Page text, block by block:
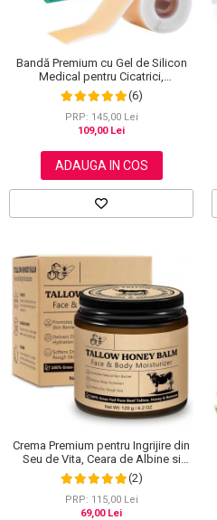
Bandă Premium cu Gel de Silicon
Medical pentru Cicatrici,
Reutilizabilă, NOVA KISS®, 4 cm x
1.5 m
(6)
PRP: 145,00 Lei
109,00 Lei
ADAUGA IN COS
Crema Premium pentru Ingrijire din
Seu de Vita, Ceara de Albine si
Miere, 100% Naturala, NOVA
KISS®, 120 g
(2)
PRP: 115,00 Lei
69,00 Lei